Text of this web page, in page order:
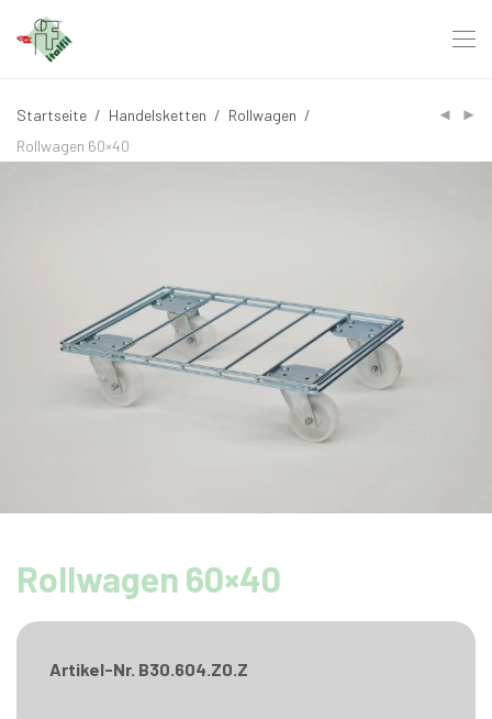
Startseite / Handelsketten / Rollwagen /
Rollwagen 60×40
Rollwagen 60×40
Artikel-Nr. B30.604.Z0.Z